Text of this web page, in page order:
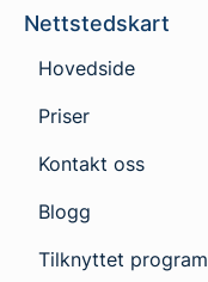
Nettstedskart
Hovedside
Priser
Kontakt oss
Blogg
Tilknyttet program